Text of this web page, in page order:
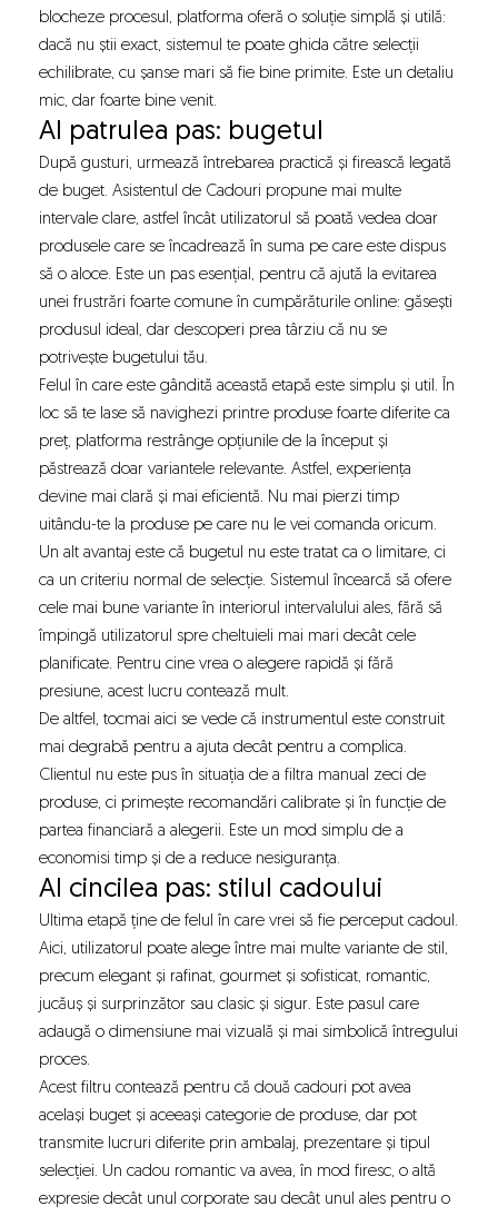
blocheze procesul, platforma oferă o soluție simplă și utilă:
dacă nu știi exact, sistemul te poate ghida către selecții
echilibrate, cu șanse mari să fie bine primite. Este un detaliu
mic, dar foarte bine venit.
Al patrulea pas: bugetul
După gusturi, urmează întrebarea practică și firească legată
de buget. Asistentul de Cadouri propune mai multe
intervale clare, astfel încât utilizatorul să poată vedea doar
produsele care se încadrează în suma pe care este dispus
să o aloce. Este un pas esențial, pentru că ajută la evitarea
unei frustrări foarte comune în cumpărăturile online: găsești
produsul ideal, dar descoperi prea târziu că nu se
potrivește bugetului tău.
Felul în care este gândită această etapă este simplu și util. În
loc să te lase să navighezi printre produse foarte diferite ca
preț, platforma restrânge opțiunile de la început și
păstrează doar variantele relevante. Astfel, experiența
devine mai clară și mai eficientă. Nu mai pierzi timp
uitându-te la produse pe care nu le vei comanda oricum.
Un alt avantaj este că bugetul nu este tratat ca o limitare, ci
ca un criteriu normal de selecție. Sistemul încearcă să ofere
cele mai bune variante în interiorul intervalului ales, fără să
împingă utilizatorul spre cheltuieli mai mari decât cele
planificate. Pentru cine vrea o alegere rapidă și fără
presiune, acest lucru contează mult.
De altfel, tocmai aici se vede că instrumentul este construit
mai degrabă pentru a ajuta decât pentru a complica.
Clientul nu este pus în situația de a filtra manual zeci de
produse, ci primește recomandări calibrate și în funcție de
partea financiară a alegerii. Este un mod simplu de a
economisi timp și de a reduce nesiguranța.
Al cincilea pas: stilul cadoului
Ultima etapă ține de felul în care vrei să fie perceput cadoul.
Aici, utilizatorul poate alege între mai multe variante de stil,
precum elegant și rafinat, gourmet și sofisticat, romantic,
jucăuș și surprinzător sau clasic și sigur. Este pasul care
adaugă o dimensiune mai vizuală și mai simbolică întregului
proces.
Acest filtru contează pentru că două cadouri pot avea
același buget și aceeași categorie de produse, dar pot
transmite lucruri diferite prin ambalaj, prezentare și tipul
selecției. Un cadou romantic va avea, în mod firesc, o altă
expresie decât unul corporate sau decât unul ales pentru o